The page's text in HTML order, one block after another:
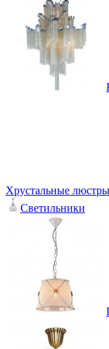
Хрустальные люстры
Светильники